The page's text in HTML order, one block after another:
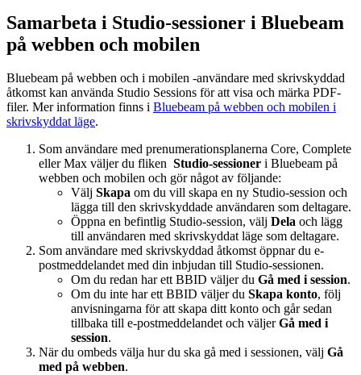
Samarbeta i Studio-sessioner i Bluebeam
på webben och mobilen
Bluebeam på webben och i mobilen -användare med skrivskyddad
åtkomst kan använda Studio Sessions för att visa och märka PDF-
filer. Mer information finns i Bluebeam på webben och mobilen i
skrivskyddat läge.
Som användare med prenumerationsplanerna Core, Complete
ellerMax väljer du fliken Studio-sessioner i Bluebeam på
webben och mobilen och gör något av följande:
Välj Skapa om du vill skapa en ny Studio-session och
lägga till den skrivskyddade användaren som deltagare.
Öppna en befintlig Studio-session, välj Dela och lägg
till användaren med skrivskyddat läge som deltagare.
Som användare med skrivskyddad åtkomst öppnar du e-
postmeddelandet med din inbjudan till Studio-sessionen.
Om du redan har ett BBID väljer du Gå med isession.
Om du inte har ett BBID väljer du Skapa konto, följ
anvisningarna för att skapa ditt konto och går sedan
tillbaka till e-postmeddelandet och väljerGå med i
session.
När du ombeds välja hur du ska gå med i sessionen, välj Gå
med på webben.